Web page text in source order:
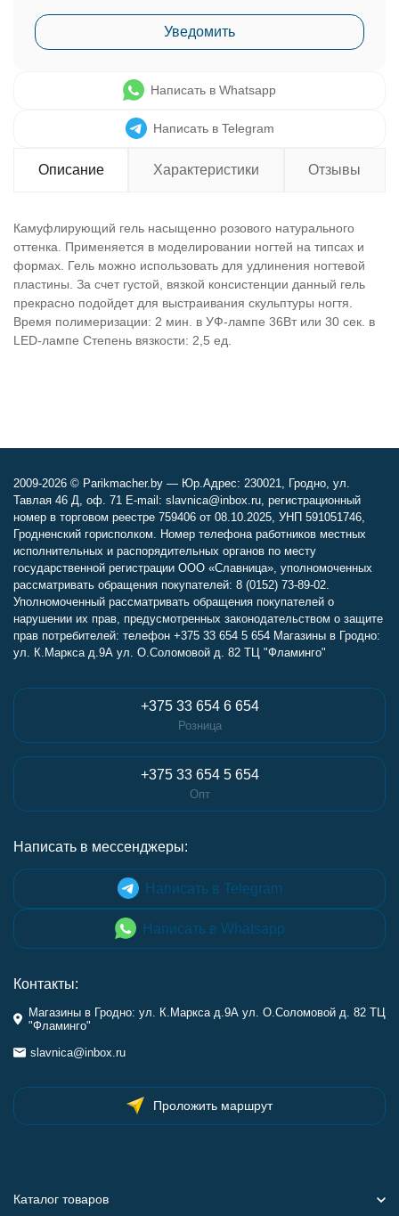
Уведомить
Написать в Whatsapp
Написать в Telegram
Описание Характеристики Отзывы
Камуфлирующий гель насыщенно розового натурального
оттенка. Применяется в моделировании ногтей на типсах и
формах. Гель можно использовать для удлинения ногтевой
пластины. За счет густой, вязкой консистенции данный гель
прекрасно подойдет для выстраивания скульптуры ногтя.
Время полимеризации: 2 мин. в УФ-лампе 36Вт или 30 сек. в
LED-лампе Степень вязкости: 2,5 ед.
2009-2026 © Parikmacher.by — Юр.Адрес: 230021, Гродно, ул.
Тавлая 46 Д, оф. 71 E-mail: slavnica@inbox.ru, регистрационный
номер в торговом реестре 759406 от 08.10.2025, УНП 591051746,
Гродненский горисполком. Номер телефона работников местных
исполнительных и распорядительных органов по месту
государственной регистрации ООО «Славница», уполномоченных
рассматривать обращения покупателей: 8 (0152) 73-89-02.
Уполномоченный рассматривать обращения покупателей о
нарушении их прав, предусмотренных законодательством о защите
прав потребителей: телефон +375 33 654 5 654 Магазины в Гродно:
ул. К.Маркса д.9А ул. О.Соломовой д. 82 ТЦ "Фламинго"
+375 33 654 6 654
Розница
+375 33 654 5 654
Опт
Написать в мессенджеры:
Написать в Telegram
Написать в Whatsapp
Контакты:
Магазины в Гродно: ул. К.Маркса д.9А ул. О.Соломовой д. 82 ТЦ
"Фламинго"
slavnica@inbox.ru
Проложить маршрут
Каталог товаров